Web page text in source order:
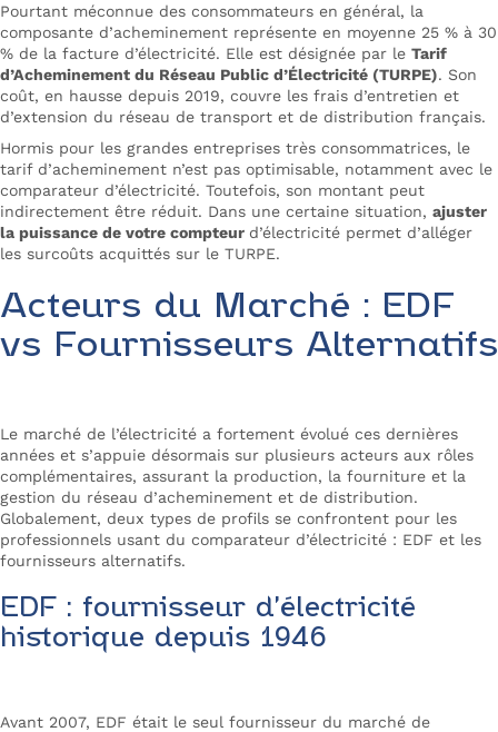
Pourtant méconnue des consommateurs en général, la
composante d’acheminement représente en moyenne 25 % à 30
% de la facture d’électricité. Elle est désignée par le Tarif
d’Acheminement du Réseau Public d’Électricité (TURPE). Son
coût, en hausse depuis 2019, couvre les frais d’entretien et
d’extension du réseau de transport et de distribution français.
Hormis pour les grandes entreprises très consommatrices, le
tarif d’acheminement n’est pas optimisable, notamment avec le
comparateur d’électricité. Toutefois, son montant peut
indirectement être réduit. Dans une certaine situation, ajuster
la puissance de votre compteur d’électricité permet d’alléger
les surcoûts acquittés sur le TURPE.
Acteurs du Marché : EDF
vs Fournisseurs Alternatifs
Le marché de l’électricité a fortement évolué ces dernières
années et s’appuie désormais sur plusieurs acteurs aux rôles
complémentaires, assurant la production, la fourniture et la
gestion du réseau d’acheminement et de distribution.
Globalement, deux types de profils se confrontent pour les
professionnels usant du comparateur d’électricité : EDF et les
fournisseurs alternatifs.
EDF : fournisseur d’électricité
historique depuis 1946
Avant 2007, EDF était le seul fournisseur du marché de